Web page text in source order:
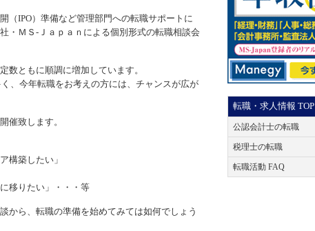
（IPO）準備など管理部門への転職サポートに
・ＭＳ-Ｊａｐａｎによる個別形式の転職相談会
数ともに順調に増加しています。
、今年転職をお考えの方には、チャンスが広が
催致します。
構築したい」
移りたい」・・・等
から、転職の準備を始めてみては如何でしょう
転職・求人情報 TOP
公認会計士の転職
税理士の転職
転職活動 FAQ